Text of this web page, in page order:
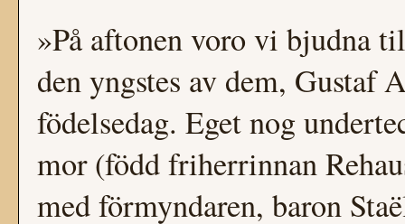
»På aftonen voro vi bjudna
den yngstes av dem, Gustaf
födelsedag. Eget nog
mor (född friherrinnan
med förmyndaren, baron